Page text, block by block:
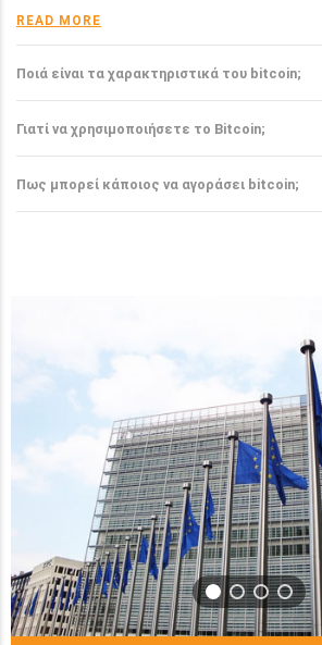
READ MORE
Ποιά είναι τα χαρακτηριστικά του bitcoin;
Το bitcoin έχει αρκετά σημαντικά
ξεχωρίζουν από τα ελεγχόμενα-από-
νομίσματα.
READ MORE
Γιατί να χρησιμοποιήσετε το Bitcoin;
Το bitcoin είναι μια σχετικά νέα
οποία τώρα αρχίζει να γίνεται
μερίδα του
Πως μπορεί κάποιος να αγοράσει bitcoin;
Μπορείτε να αγοράσετε bitcoin είτε
READ MORE